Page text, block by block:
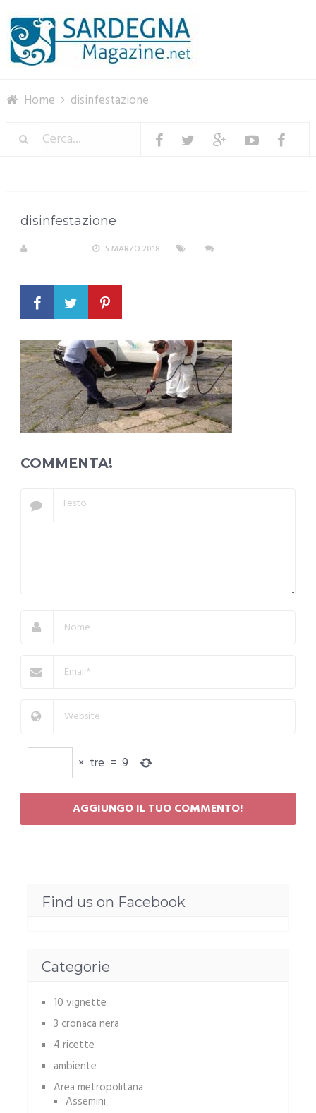
Home disinfestazione
disinfestazione
5 MARZO 2018
COMMENTA!
× tre = 9
Find us on Facebook
Categorie
10 vignette
3 cronaca nera
4 ricette
ambiente
Area metropolitana
Assemini